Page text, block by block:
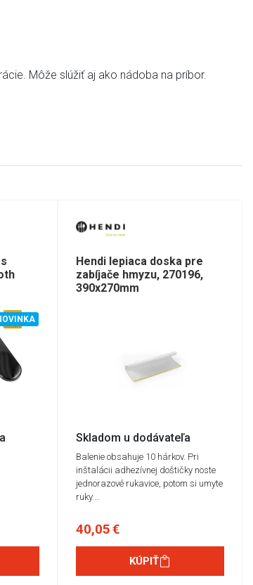
Môže slúžiť aj ako nádoba na príbor.
Hendi lepiaca doska pre
zabíjače hmyzu, 270196,
390x270mm
Skladom u dodávateľa
Balenie obsahuje 10 hárkov. Pri
inštalácii adhezívnej doštičky noste
jednorazové rukavice, potom si umyte
ruky.…
40,05 €
KÚPIŤ